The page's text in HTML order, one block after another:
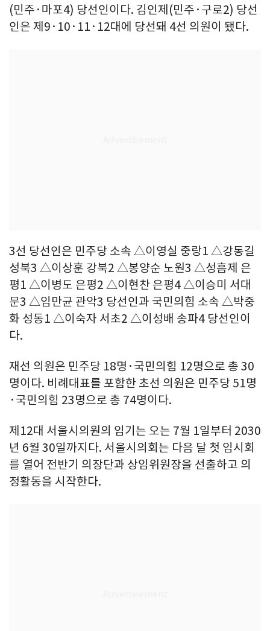
(민주·마포4) 당선인이다. 김인제(민주·구로2) 당선
인은 제9·10·11·12대에 당선돼 4선 의원이 됐다.
3선 당선인은 민주당 소속 △이영실 중랑1 △강동길
성북3 △이상훈 강북2 △봉양순 노원3 △성흠제 은
평1 △이병도 은평2 △이현찬 은평4 △이승미 서대
문3 △임만균 관악3 당선인과 국민의힘 소속 △박중
화 성동1 △이숙자 서초2 △이성배 송파4 당선인이
다.
재선 의원은 민주당 18명·국민의힘 12명으로 총 30
명이다. 비례대표를 포함한 초선 의원은 민주당 51명
·국민의힘 23명으로 총 74명이다.
제12대 서울시의원의 임기는 오는 7월 1일부터 2030
년 6월 30일까지다. 서울시의회는 다음 달 첫 임시회
를 열어 전반기 의장단과 상임위원장을 선출하고 의
정활동을 시작한다.